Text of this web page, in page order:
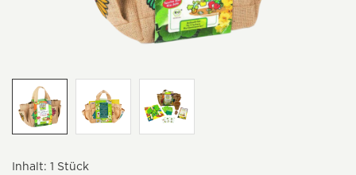
Inhalt: 1 Stück